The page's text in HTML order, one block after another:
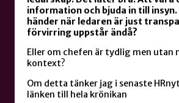
information och bjuda in till insyn.
händer när ledaren är just
förvirring uppstår ändå?
Eller om chefen är tydlig men utan
kontext?
Om detta tänker jag i senaste
länken till hela krönikan